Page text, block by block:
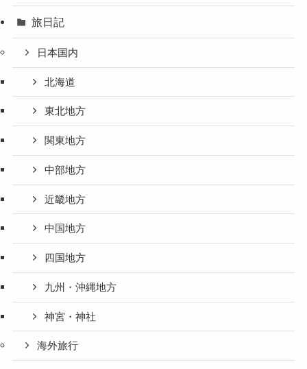
旅日記
日本国内
北海道
東北地方
関東地方
中部地方
近畿地方
中国地方
四国地方
九州・沖縄地方
神宮・神社
海外旅行